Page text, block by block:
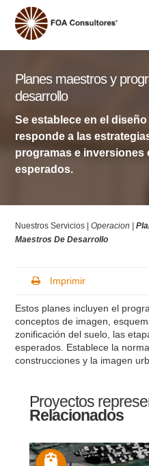
Planes maestros y
desarrollo
Se establece en el
responde a las
programas e
esperados.
Nuestros Servicios |Operacion |
Maestros De Desarrollo
Imprimir
Estos planes incluyen el
conceptos de imagen,
zonificación del suelo, las
esperados. Establece la
construcciones y la imagen
Proyectos
Relacionados